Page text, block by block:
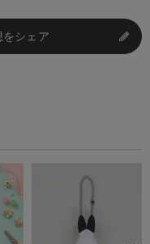
をシェア